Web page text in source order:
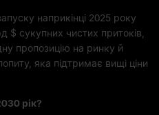
наприкінці 2025 року
$ сукупних чистих притоків,
пропозицію на ринку й
яка підтримає вищі ціни
рік?